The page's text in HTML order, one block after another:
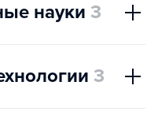
науки 3
3